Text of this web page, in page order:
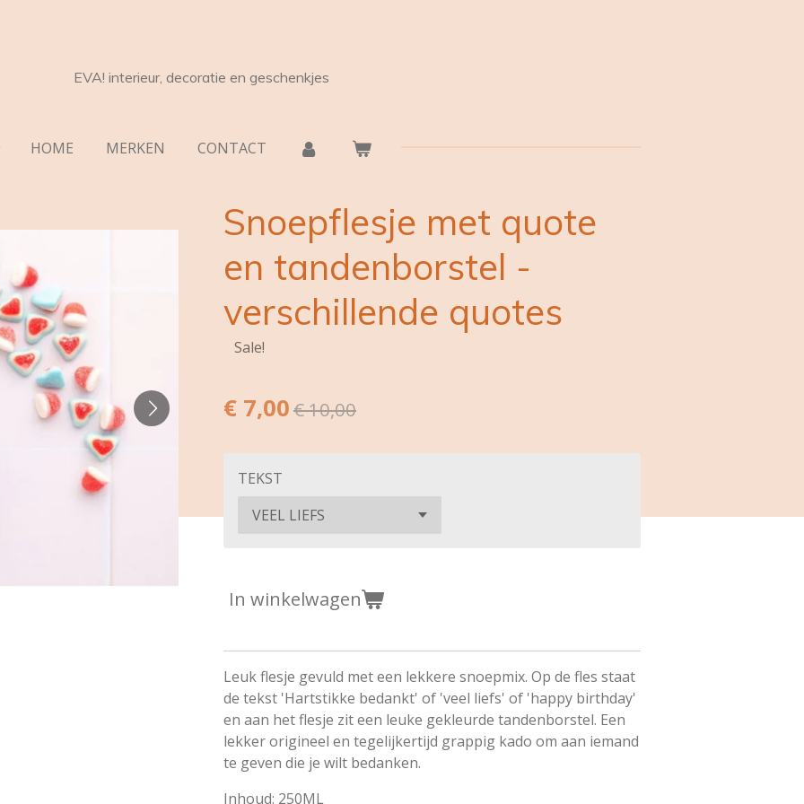
EVA! interieur, decoratie en geschenkjes
HOME MERKEN CONTACT
Snoepflesje met quote
en tandenborstel -
verschillende quotes
Sale!
€ 7,00€ 10,00
TEKST
In winkelwagen
Leuk flesje gevuld met een lekkere snoepmix. Op de fles staat
de tekst 'Hartstikke bedankt' of 'veel liefs' of 'happy birthday'
en aan het flesje zit een leuke gekleurde tandenborstel. Een
lekker origineel en tegelijkertijd grappig kado om aan iemand
te geven die je wilt bedanken.
Inhoud: 250ML